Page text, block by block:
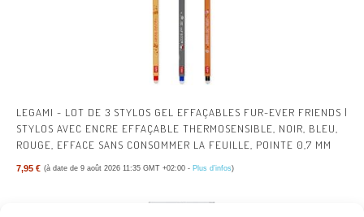
LEGAMI - LOT DE 3 STYLOS GEL EFFAÇABLES FUR-EVER FRIENDS |
STYLOS AVEC ENCRE EFFAÇABLE THERMOSENSIBLE, NOIR, BLEU,
ROUGE, EFFACE SANS CONSOMMER LA FEUILLE, POINTE 0,7 MM
7,95 € (à date de 9 août 2026 11:35 GMT +02:00 - Plus d’infos)